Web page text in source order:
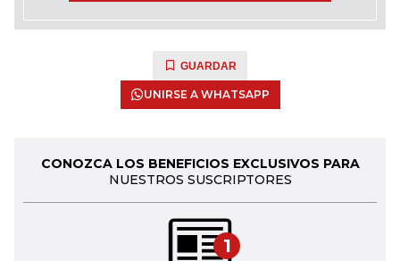
GUARDAR
UNIRSE A WHATSAPP
CONOZCA LOS BENEFICIOS EXCLUSIVOS PARA
NUESTROS SUSCRIPTORES
1